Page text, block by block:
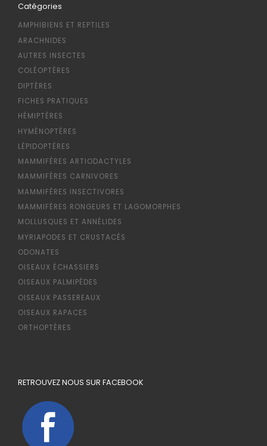
Catégories
AMPHIBIENS ET REPTILES
ARACHNIDES
AUTRES INSECTES
COLÉOPTÈRES
DIPTÈRES
FICHES PRATIQUES
HÉMIPTÈRES
HYMÉNOPTÈRES
LÉPIDOPTÈRES
MAMMIFÈRES ARTIODACTYLES
MAMMIFÈRES CARNIVORES
MAMMIFÈRES INSECTIVORES
MAMMIFÈRES RONGEURS ET LAGOMORPHES
MOLLUSQUES ET ANNÉLIDES
MYRIAPODES ET CRUSTACÉS
ODONATES
OISEAUX ÉCHASSIERS
OISEAUX PALMIPÈDES
OISEAUX PASSEREAUX
OISEAUX RAPACES
ORTHOPTÈRES
RETROUVEZ NOUS SUR FACEBOOK